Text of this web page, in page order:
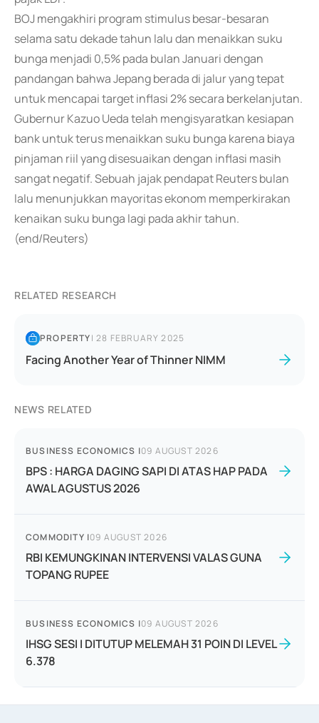
BOJ mengakhiri program stimulus besar-besaran
selama satu dekade tahun lalu dan menaikkan suku
bunga menjadi 0,5% pada bulan Januari dengan
pandangan bahwa Jepang berada di jalur yang tepat
untuk mencapai target inflasi 2% secara berkelanjutan.
Gubernur Kazuo Ueda telah mengisyaratkan kesiapan
bank untuk terus menaikkan suku bunga karena biaya
pinjaman riil yang disesuaikan dengan inflasi masih
sangat negatif. Sebuah jajak pendapat Reuters bulan
lalu menunjukkan mayoritas ekonom memperkirakan
kenaikan suku bunga lagi pada akhir tahun.
(end/Reuters)
RELATED RESEARCH
PROPERTY|28 FEBRUARY 2025
Facing Another Year of Thinner NIMM
NEWS RELATED
BUSINESS ECONOMICS |09 AUGUST 2026
BPS : HARGA DAGING SAPI DI ATAS HAP PADA
AWAL AGUSTUS 2026
COMMODITY |09 AUGUST 2026
RBI KEMUNGKINAN INTERVENSI VALAS GUNA
TOPANG RUPEE
BUSINESS ECONOMICS |09 AUGUST 2026
IHSG SESI I DITUTUP MELEMAH 31 POIN DI LEVEL
6.378